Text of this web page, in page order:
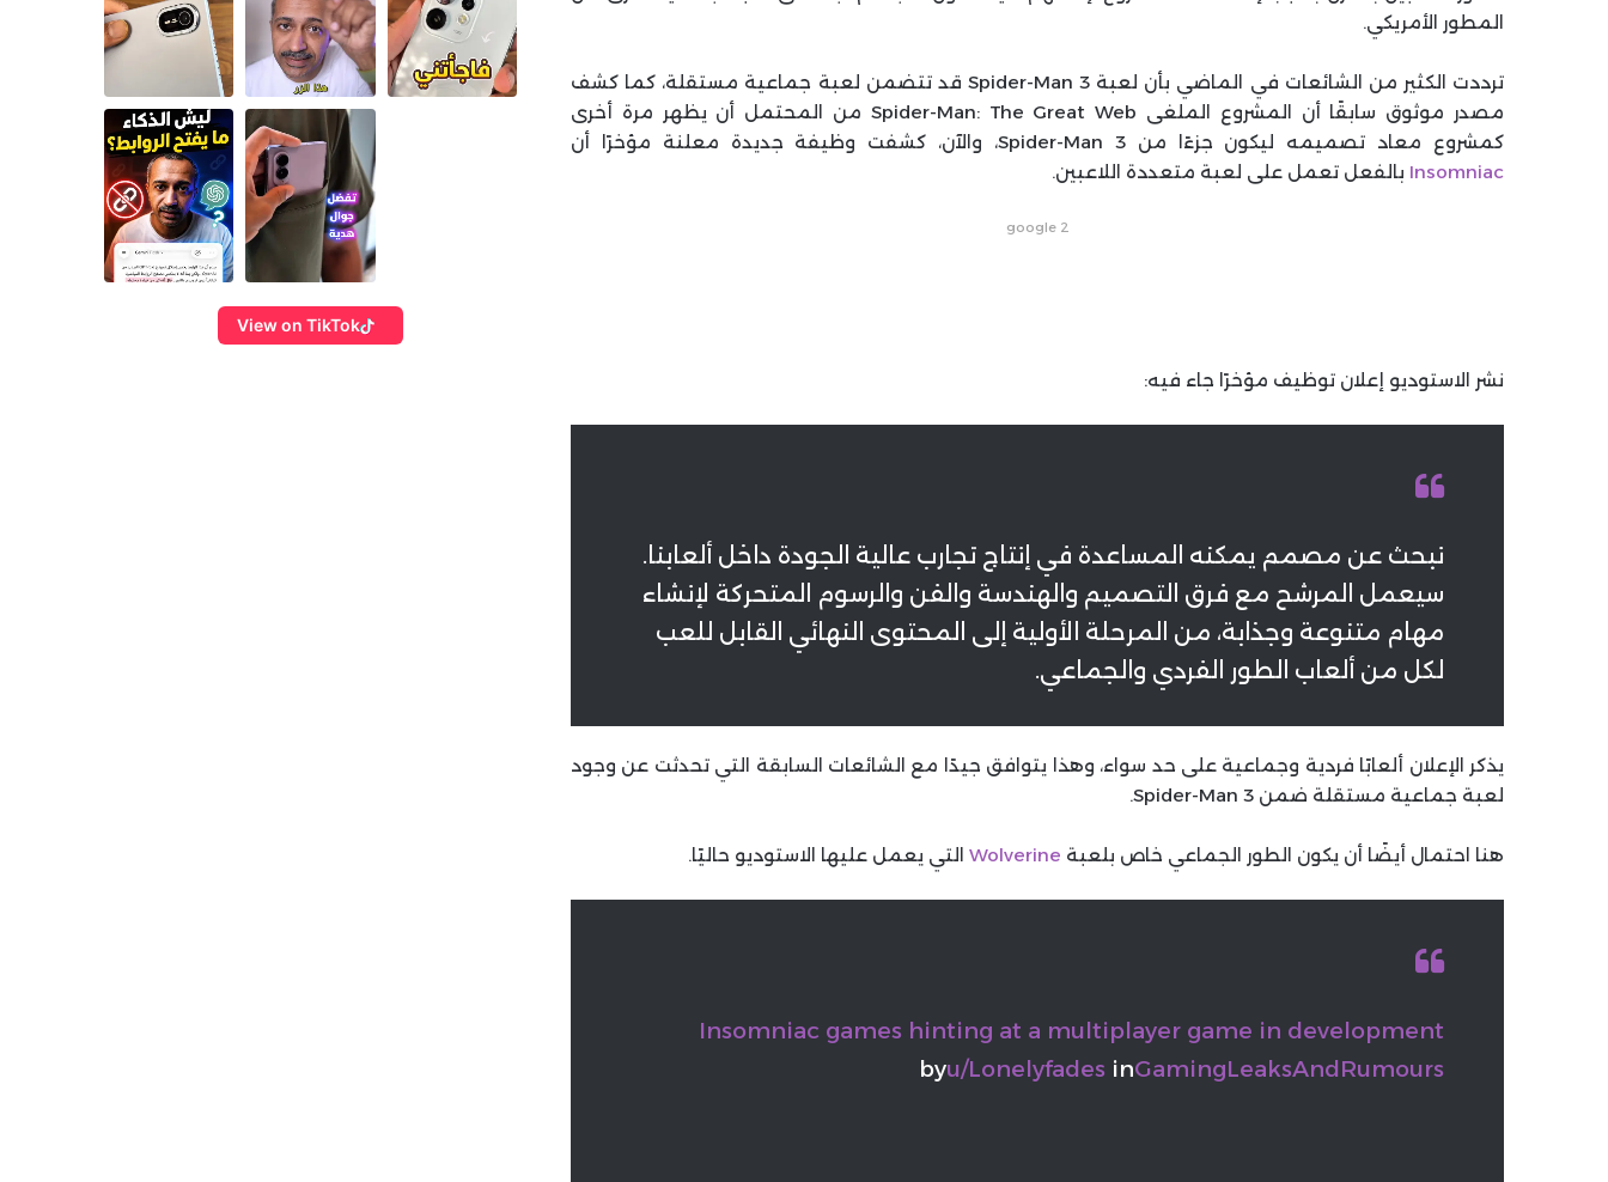
المطور الأمريكي.
ترددت الكثير من الشائعات في الماضي بأن لعبة Spider-Man 3 قد تتضمن لعبة جماعية مستقلة، كما كشف
مصدر موثوق سابقًا أن المشروع الملغى Spider-Man: The Great Web من المحتمل أن يظهر مرة أخرى
كمشروع معاد تصميمه ليكون جزءًا من Spider-Man 3، والآن، كشفت وظيفة جديدة معلنة مؤخرًا أن
Insomniac بالفعل تعمل على لعبة متعددة اللاعبين.
google 2
نشر الاستوديو إعلان توظيف مؤخرًا جاء فيه:
نبحث عن مصمم يمكنه المساعدة في إنتاج تجارب عالية الجودة داخل ألعابنا.
سيعمل المرشح مع فرق التصميم والهندسة والفن والرسوم المتحركة لإنشاء
مهام متنوعة وجذابة، من المرحلة الأولية إلى المحتوى النهائي القابل للعب
لكل من ألعاب الطور الفردي والجماعي.
يذكر الإعلان ألعابًا فردية وجماعية على حد سواء، وهذا يتوافق جيدًا مع الشائعات السابقة التي تحدثت عن وجود
لعبة جماعية مستقلة ضمن Spider-Man 3.
هنا احتمال أيضًا أن يكون الطور الجماعي خاص بلعبة Wolverine التي يعمل عليها الاستوديو حاليًا.
Insomniac games hinting at a multiplayer game in development
byu/Lonelyfades inGamingLeaksAndRumours
View on TikTok